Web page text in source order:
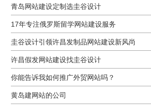
青岛网站建设定制选圭谷设计
17年专注俄罗斯留学网站建设服务
圭谷设计引领许昌发制品网站建设新风尚
许昌假发网站建设找圭谷设计
你能告诉我如何推广外贸网站吗？
黄岛建网站的公司